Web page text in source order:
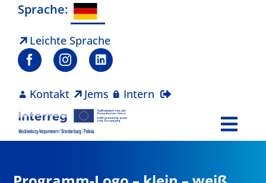
Zum
springen
Sprache:
Leichte Sprache
Kontakt Jems Intern